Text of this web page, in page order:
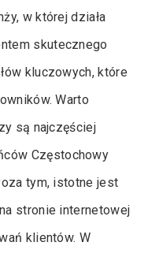
w której działa
skutecznego
kluczowych, które
Warto
są najczęściej
Częstochowy
tym, istotne jest
stronie internetowej
klientów. W